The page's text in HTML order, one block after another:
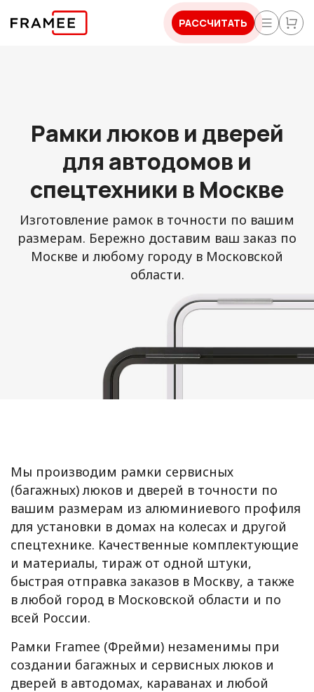
РАССЧИТАТЬ
Рамки люков и дверей
для автодомов и
спецтехники в Москве
Изготовление рамок в точности по вашим
размерам. Бережно доставим ваш заказ по
Москве и любому городу в Московской
области.
Мы производим рамки сервисных
(багажных) люков и дверей в точности по
вашим размерам из алюминиевого профиля
для установки в домах на колесах и другой
спецтехнике. Качественные комплектующие
и материалы, тираж от одной штуки,
быстрая отправка заказов в Москву, а также
в любой город в Московской области и по
всей России.
Рамки Framee (Фрейми) незаменимы при
создании багажных и сервисных люков и
дверей в автодомах, караванах и любой